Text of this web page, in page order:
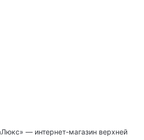
— интернет-магазин верхней